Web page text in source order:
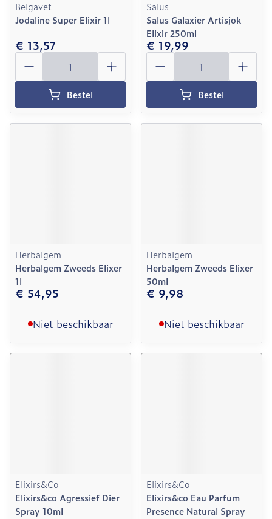
Belgavet
Jodaline Super Elixir 1l
€ 13,57
Aantal
Bestel
Salus
Salus Galaxier Artisjok
Elixir 250ml
€ 19,99
Aantal
Bestel
Herbalgem
Herbalgem Zweeds Elixer
1l
€ 54,95
Niet beschikbaar
Herbalgem
Herbalgem Zweeds Elixer
50ml
€ 9,98
Niet beschikbaar
Elixirs&Co
Elixirs&co Agressief Dier
Spray 10ml
Elixirs&Co
Elixirs&co Eau Parfum
Presence Natural Spray